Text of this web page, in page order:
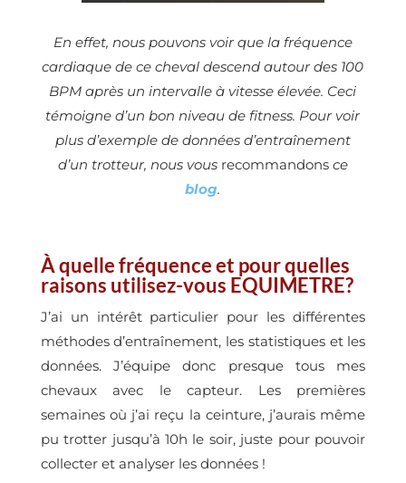
En effet, nous pouvons voir que la fréquence
cardiaque de ce cheval descend autour des 100
BPM après un intervalle à vitesse élevée. Ceci
témoigne d’un bon niveau de fitness. Pour voir
plus d’exemple de données d’entraînement
d’un trotteur, nous vous recommandonsce
blog.
À quelle fréquence et pour quelles
raisons utilisez-vous EQUIMETRE?
J’ai un intérêt particulier pour les différentes
méthodes d’entraînement, les statistiques et les
données. J’équipe donc presque tous mes
chevaux avec le capteur. Les premières
semaines où j’ai reçu la ceinture, j’aurais même
pu trotter jusqu’à 10h le soir, juste pour pouvoir
collecter et analyser les données !